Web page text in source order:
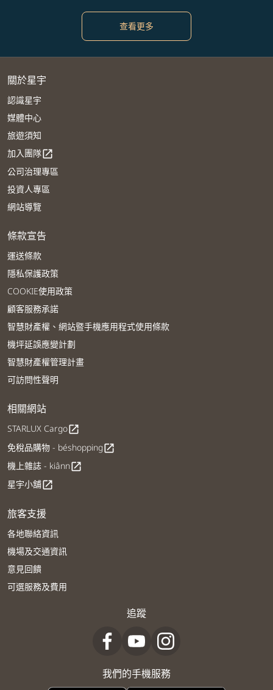
查看更多
關於星宇
認識星宇
媒體中心
旅遊須知
加入團隊open_in_new
公司治理專區
投資人專區
網站導覽
條款宣告
運送條款
隱私保護政策
COOKIE使用政策
顧客服務承諾
智慧財產權、網站暨手機應用程式使用條款
機坪延誤應變計劃
智慧財產權管理計畫
可訪問性聲明
相關網站
STARLUX Cargoopen_in_new
免稅品購物 - béshoppingopen_in_new
機上雜誌 - kiânnopen_in_new
星宇小舖open_in_new
旅客支援
各地聯絡資訊
機場及交通資訊
意見回饋
可選服務及費用
追蹤
我們的手機服務